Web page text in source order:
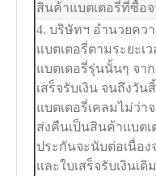
สินค้าแบตเตอรี่ที่ซื้อ
4. บริษัทฯ อำนวยคว
แบตเตอรี่ตามระยะเ
แบตเตอรี่รุ่นนั้นๆ จา
เสร็จรับเงิน จนถึงวั
แบตเตอรี่เคลมไม่ว่า
ส่งคืนเป็นสินค้าแบตเ
ประกันจะนับต่อเนื่อ
และใบเสร็จรับเงินเดิ